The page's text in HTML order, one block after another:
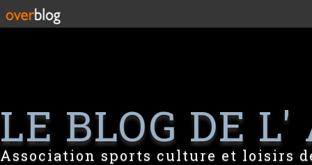
LE BLOG DE L'
Association sports culture et loisirs